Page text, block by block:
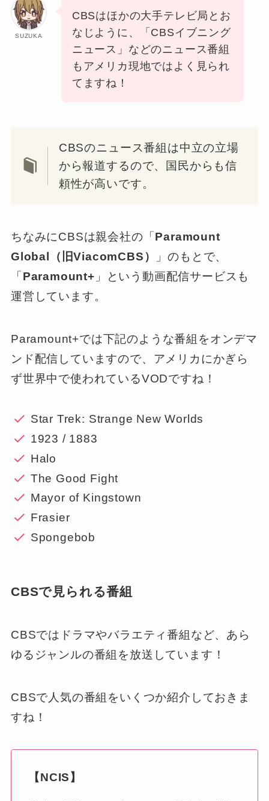
SUZUKA
CBSはほかの大手テレビ局とお
なじように、「CBSイブニング
ニュース」などのニュース番組
もアメリカ現地ではよく見られ
てますね！
CBSのニュース番組は中立の立場
から報道するので、国民からも信
頼性が高いです。
ちなみにCBSは親会社の「 Paramount
Global（旧ViacomCBS）
」のもとで、
「 Paramount+ 」という動画配信サービスも
運営しています。
Paramount+では下記のような番組をオンデマ
ンド配信していますので、アメリカにかぎら
ず世界中で使われているVODですね！
Star Trek: Strange New Worlds
1923 / 1883
Halo
The Good Fight
Mayor of Kingstown
Frasier
Spongebob
CBSで見られる番組
CBSではドラマやバラエティ番組など、あら
ゆるジャンルの番組を放送しています！
CBSで人気の番組をいくつか紹介しておきま
すね！
【NCIS】